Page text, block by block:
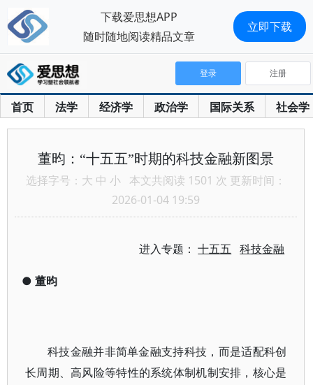
首页 法学 经济学 政治学 国际关系 社会学
登录 注册
董昀：“十五五”时期的科技金融新图景
选择字号： 大 中 小 本文共阅读 1501 次 更新时间：
2026-01-04 19:59
进入专题：十五五 科技金融
● 董昀
科技金融并非简单金融支持科技，而是适配科创
长周期、高风险等特性的系统体制机制安排，核心是
下载爱思想APP
随时随地阅读精品文章
立即下载